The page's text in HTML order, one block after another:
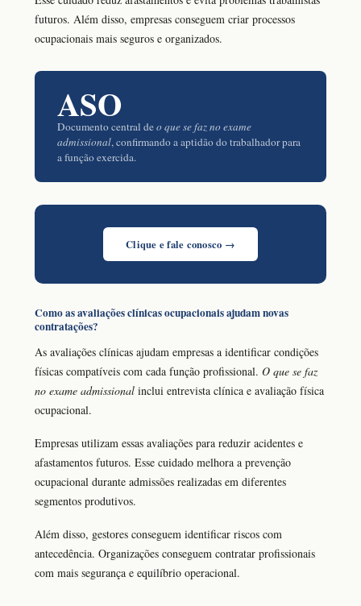
futuros. Além disso, empresas conseguem criar processos
ocupacionais mais seguros e organizados.
ASO
Documento central deo que se faz no exame
admissional, confirmando a aptidão do trabalhador para
a função exercida.
Clique e fale conosco →
Como as avaliações clínicas ocupacionais ajudam novas
contratações?
As avaliações clínicas ajudam empresas a identificar condições
físicas compatíveis com cada função profissional. O que se faz
no exame admissional inclui entrevista clínica e avaliação física
ocupacional.
Empresas utilizam essas avaliações para reduzir acidentes e
afastamentos futuros. Esse cuidado melhora a prevenção
ocupacional durante admissões realizadas em diferentes
segmentos produtivos.
Além disso, gestores conseguem identificar riscos com
antecedência. Organizações conseguem contratar profissionais
com mais segurança e equilíbrio operacional.